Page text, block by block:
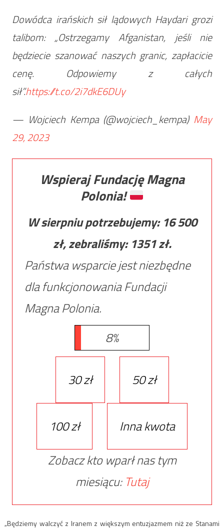
Dowódca irańskich sił lądowych Haydari grozi
talibom: „Ostrzegamy Afganistan, jeśli nie
będziecie szanować naszych granic, zapłacicie
cenę. Odpowiemy z całych
sił”.https://t.co/2i7dkE6DUy
— Wojciech Kempa (@wojciech_kempa) May
29, 2023
Wspieraj Fundację Magna
Polonia!
W sierpniu potrzebujemy: 16 500
zł, zebraliśmy: 1351zł.
Państwa wsparcie jest niezbędne
dla funkcjonowania Fundacji
Magna Polonia.
8%
30 zł 50 zł
100 zł
Inna kwota
Zobacz kto wparł nas tym
miesiącu: Tutaj
„Będziemy walczyć z Iranem z większym entuzjazmem niż ze Stanami